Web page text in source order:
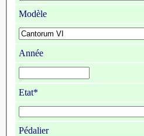
Modèle
Année
Etat*
Pédalier